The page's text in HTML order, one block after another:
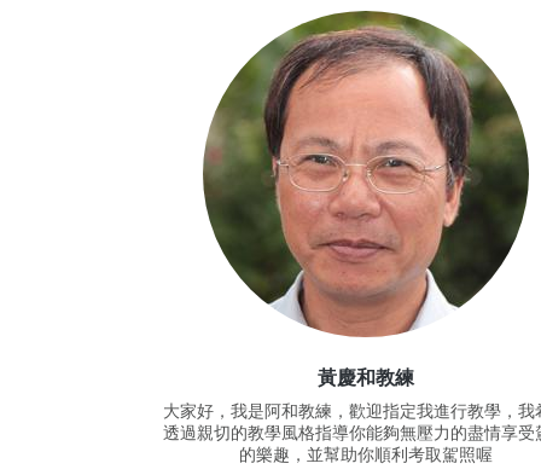
黃慶和教練
大家好，我是阿和教練，歡迎指定我進行教學，我
透過親切的教學風格指導你能夠無壓力的盡情享受
的樂趣，並幫助你順利考取駕照喔